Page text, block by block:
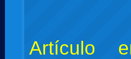
Artículo